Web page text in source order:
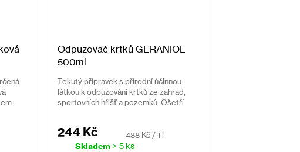
Odpuzovač krtků GERANIOL
500ml
Tekutý přípravek s přírodní účinnou
látkou k odpuzování krtků ze zahrad,
sportovních hřišť a pozemků. Ošetří
244 Kč
Měrná
cena:
488 Kč / 1 l
Skladem > 5 ks